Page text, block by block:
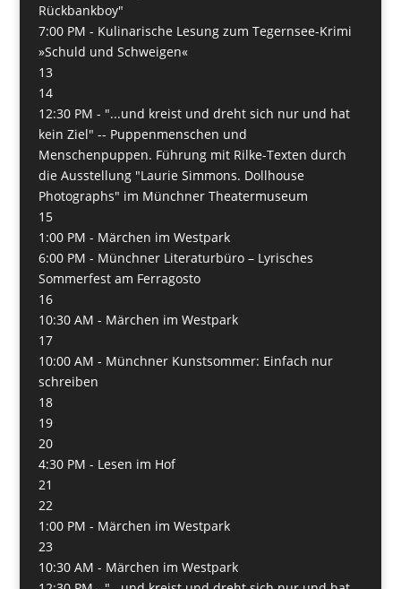
Rückbankboy"
7:00 PM - Kulinarische Lesung zum Tegernsee-Krimi
»Schuld und Schweigen«
13
14
12:30 PM - "...und kreist und dreht sich nur und hat
kein Ziel" -- Puppenmenschen und
Menschenpuppen. Führung mit Rilke-Texten durch
die Ausstellung "Laurie Simmons. Dollhouse
Photographs" im Münchner Theatermuseum
15
1:00 PM - Märchen im Westpark
6:00 PM - Münchner Literaturbüro – Lyrisches
Sommerfest am Ferragosto
16
10:30 AM - Märchen im Westpark
17
10:00 AM - Münchner Kunstsommer: Einfach nur
schreiben
18
19
20
4:30 PM - Lesen im Hof
21
22
1:00 PM - Märchen im Westpark
23
10:30 AM - Märchen im Westpark